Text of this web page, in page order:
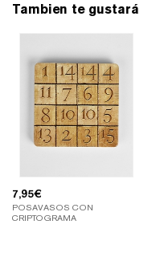
Tambien te gustará
7,95€
POSAVASOS CON
CRIPTOGRAMA